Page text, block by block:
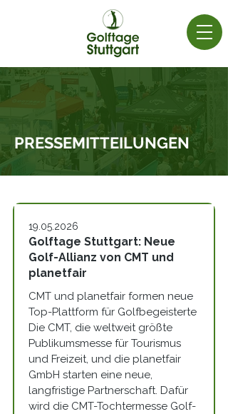
PRESSEMITTEILUNGEN
19.05.2026
Golftage Stuttgart: Neue
Golf-Allianz von CMT und
planetfair
CMT und planetfair formen neue
Top-Plattform für Golfbegeisterte
Die CMT, die weltweit größte
Publikumsmesse für Tourismus
und Freizeit, und die planetfair
GmbH starten eine neue,
langfristige Partnerschaft. Dafür
wird die CMT-Tochtermesse Golf-